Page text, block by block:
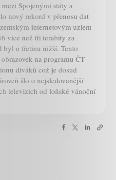
Spojenými státy a
nový rekord v přenosu dat
internetovým uzlem
více než tři terabity za
byl o třetinu nižší. Tento
na programu ČT
diváků což je dosud
šlo o nejsledovanější
televizích od loňské vánoční